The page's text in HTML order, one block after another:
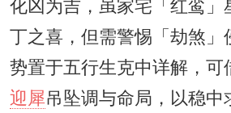
化凶为吉，虽家宅「红鸾」
丁之喜，但需警惕「劫煞」
势置于五行生克中详解，可
迎犀吊坠调与命局，以稳中